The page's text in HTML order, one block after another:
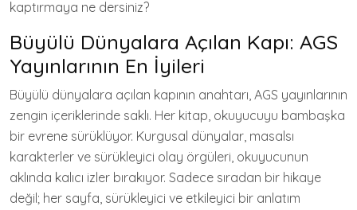
kaptırmaya ne dersiniz?
Büyülü Dünyalara Açılan Kapı: AGS
Yayınlarının En İyileri
Büyülü dünyalara açılan kapının anahtarı, AGS yayınlarının
zengin içeriklerinde saklı. Her kitap, okuyucuyu bambaşka
bir evrene sürüklüyor. Kurgusal dünyalar, masalsı
karakterler ve sürükleyici olay örgüleri, okuyucunun
aklında kalıcı izler bırakıyor. Sadece sıradan bir hikaye
değil; her sayfa, sürükleyici ve etkileyici bir anlatım